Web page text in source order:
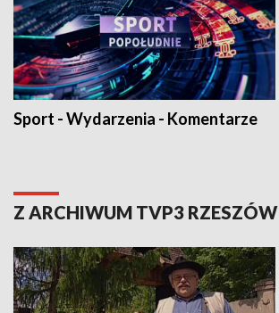
Sport - Wydarzenia - Komentarze
Z ARCHIWUM TVP3 RZESZÓW